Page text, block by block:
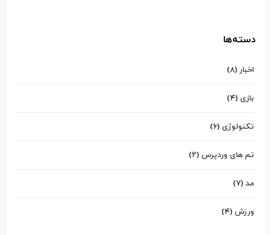
دسته‌ها
اخبار (۸)
بازی (۴)
تکنولوژی (۶)
تم های وردپرس (۲)
مد (۷)
ورزش (۴)